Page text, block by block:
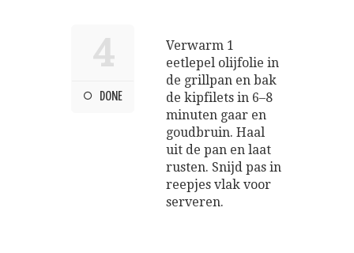
4
DONE
Verwarm 1
eetlepel olijfolie in
de grillpan en bak
de kipfilets in 6–8
minuten gaar en
goudbruin. Haal
uit de pan en laat
rusten. Snijd pas in
reepjes vlak voor
serveren.